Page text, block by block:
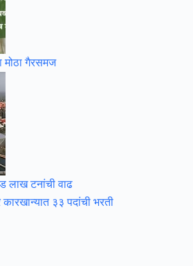
मोठा गैरसमज
लाख टनांची वाढ
कारखान्यात ३३ पदांची भरती